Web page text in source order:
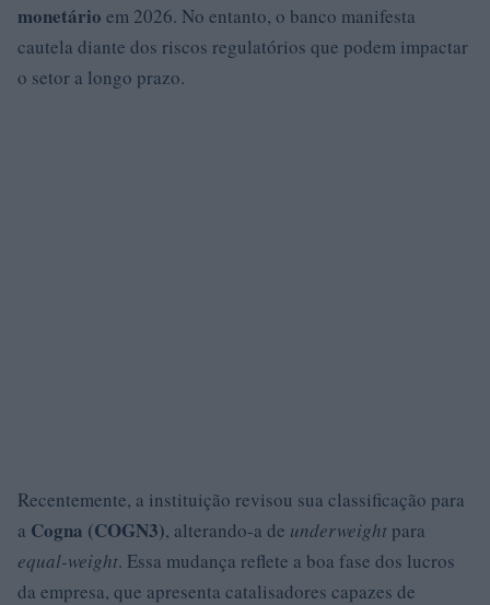
monetário em 2026. No entanto, o banco manifesta
cautela diante dos riscos regulatórios que podem impactar
o setor a longo prazo.
Recentemente, a instituição revisou sua classificação para
a Cogna (COGN3), alterando-a de underweight para
equal-weight. Essa mudança reflete a boa fase dos lucros
da empresa, que apresenta catalisadores capazes de